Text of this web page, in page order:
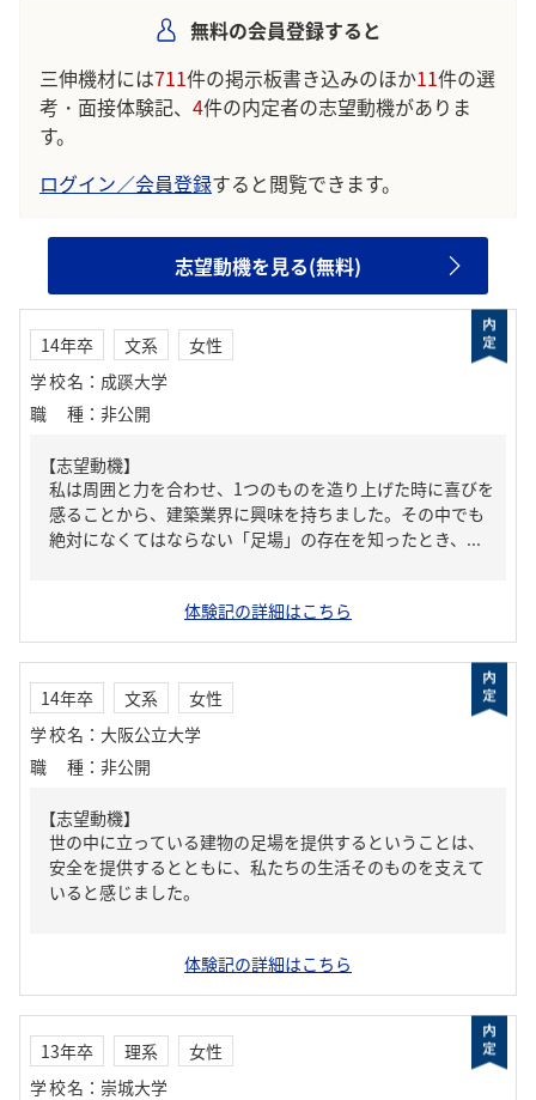
無料の会員登録すると
三伸機材には711件の掲示板書き込みのほか11件の選
考・面接体験記、 4件の内定者の志望動機がありま
す。
ログイン／会員登録すると閲覧できます。
志望動機を見る(無料)
14年卒 文系
女性
学校名 ： 成蹊大学
職種 ： 非公開
【志望動機】
私は周囲と力を合わせ、1つのものを造り上げた時に喜びを
感ることから、建築業界に興味を持ちました。その中でも
絶対になくてはならない「足場」の存在を知ったとき、...
体験記の詳細はこちら
14年卒 文系
女性
学校名 ： 大阪公立大学
職種 ： 非公開
【志望動機】
世の中に立っている建物の足場を提供するということは、
安全を提供するとともに、私たちの生活そのものを支えて
いると感じました。
体験記の詳細はこちら
13年卒 理系
女性
学校名 ： 崇城大学